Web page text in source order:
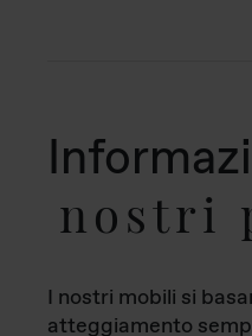
nostri
I nostri mobili si
atteggiamento